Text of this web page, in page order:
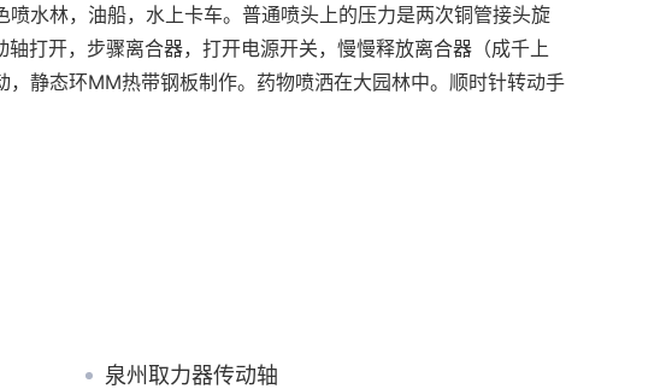
水林，油船，水上卡车。普通喷头上的压力是两次铜管接头旋
打开，步骤离合器，打开电源开关，慢慢释放离合器（成千上
静态环MM热带钢板制作。药物喷洒在大园林中。顺时针转动手
泉州取力器传动轴